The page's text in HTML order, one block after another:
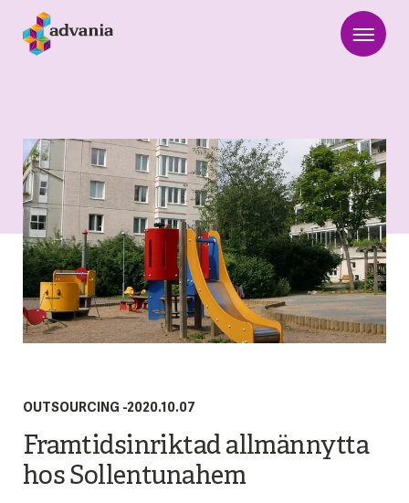
OUTSOURCING -2020.10.07
Framtidsinriktad allmännytta
hos Sollentunahem